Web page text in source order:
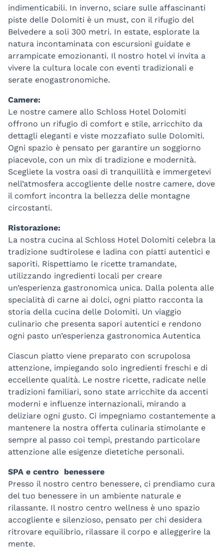
indimenticabili. In inverno, sciare sulle affascinanti
piste delle Dolomiti è un must, con il rifugio del
Belvedere a soli 300 metri. In estate, esplorate la
natura incontaminata con escursioni guidate e
arrampicate emozionanti. Il nostro hotel vi invita a
vivere la cultura locale con eventi tradizionali e
serate enogastronomiche.
Camere:
Le nostre camere allo Schloss Hotel Dolomiti
offrono un rifugio di comfort e stile, arricchito da
dettagli eleganti e viste mozzafiato sulle Dolomiti.
Ogni spazio è pensato per garantire un soggiorno
piacevole, con un mix di tradizione e modernità.
Scegliete la vostra oasi di tranquillità e immergetevi
nell’atmosfera accogliente delle nostre camere, dove
il comfort incontra la bellezza delle montagne
circostanti.
Ristorazione:
La nostra cucina al Schloss Hotel Dolomiti celebra la
tradizione sudtirolese e ladina con piatti autentici e
saporiti. Rispettiamo le ricette tramandate,
utilizzando ingredienti locali per creare
un’esperienza gastronomica unica. Dalla polenta alle
specialità di carne ai dolci, ogni piatto racconta la
storia della cucina delle Dolomiti. Un viaggio
culinario che presenta sapori autentici e rendono
ogni pasto un’esperienza gastronomica Autentica
Ciascun piatto viene preparato con scrupolosa
attenzione, impiegando solo ingredienti freschi e di
eccellente qualità. Le nostre ricette, radicate nelle
tradizioni familiari, sono state arricchite da accenti
moderni e influenze internazionali, mirando a
deliziare ogni gusto. Ci impegniamo costantemente a
mantenere la nostra offerta culinaria stimolante e
sempre al passo coi tempi, prestando particolare
attenzione alle esigenze dietetiche personali.
SPA e centro benessere
Presso il nostro centro benessere, ci prendiamo cura
del tuo benessere in un ambiente naturale e
rilassante. Il nostro centro wellness è uno spazio
accogliente e silenzioso, pensato per chi desidera
ritrovare equilibrio, rilassare il corpo e alleggerire la
mente.